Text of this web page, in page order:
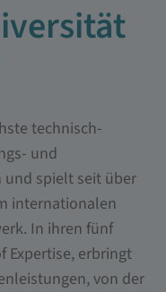
technisch-
und
spielt seit über
internationalen
In ihren fünf
Expertise, erbringt
von der